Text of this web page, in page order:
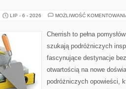
LIP - 6 - 2026 MOŻLIWOŚĆ
Cherrish to pełna
szukają podróżniczych
fascynujące destynacje
otwartością na nowe
podróżniczych opowieści,